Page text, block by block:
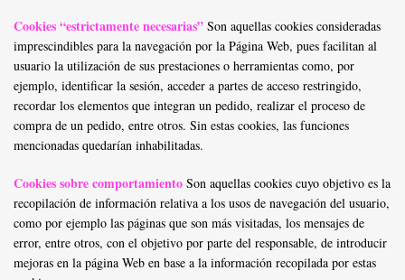
Cookies “estrictamente necesarias” Son aquellas cookies consideradas
imprescindibles para la navegación por la Página Web, pues facilitan al
usuario la utilización de sus prestaciones o herramientas como, por
ejemplo, identificar la sesión, acceder a partes de acceso restringido,
recordar los elementos que integran un pedido, realizar el proceso de
compra de un pedido, entre otros. Sin estas cookies, las funciones
mencionadas quedarían inhabilitadas.
Cookies sobre comportamiento Son aquellas cookies cuyo objetivo es la
recopilación de información relativa a los usos de navegación del usuario,
como por ejemplo las páginas que son más visitadas, los mensajes de
error, entre otros, con el objetivo por parte del responsable, de introducir
mejoras en la página Web en base a la información recopilada por estas